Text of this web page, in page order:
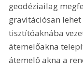
geodéziailag
gravitációsan lehet
tisztítóaknába
átemelőakna
átemelő akna a